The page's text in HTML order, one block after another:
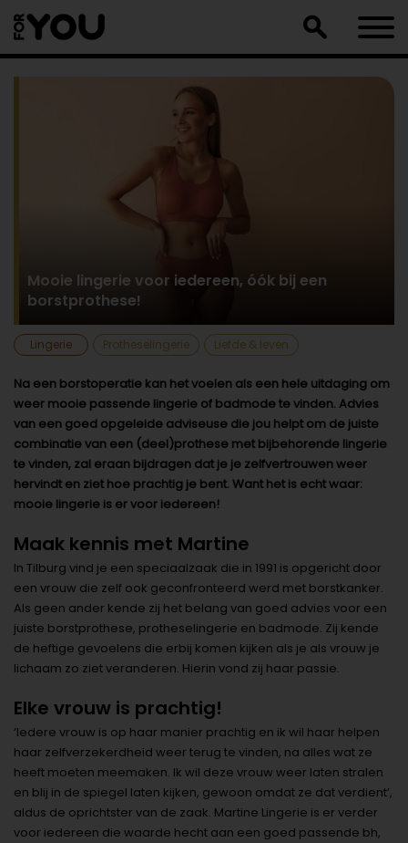
naar
artikel
Mooie lingerie voor iedereen, óók bij een
borstprothese!
Lingerie Protheselingerie Liefde & leven
Na een borstoperatie kan het voelen als een hele uitdaging om
weer mooie passende lingerie of badmode te vinden. Advies
van een goed opgeleide adviseuse die jou helpt om de juiste
combinatie van een (deel)prothese met bijbehorende lingerie
te vinden, zal eraan bijdragen dat je je zelfvertrouwen weer
hervindt en ziet hoe prachtig je bent. Want het is echt waar:
mooie lingerie is er voor iedereen!
Maak kennis met Martine
In Tilburg vind je een speciaalzaak die in 1991 is opgericht door
een vrouw die zelf ook geconfronteerd werd met borstkanker.
Als geen ander kende zij het belang van goed advies voor een
juiste borstprothese, protheselingerie en badmode. Zij kende
de heftige gevoelens die erbij komen kijken als je als vrouw je
lichaam zo ziet veranderen. Hierin vond zij haar passie.
Elke vrouw is prachtig!
‘Iedere vrouw is op haar manier prachtig en ik wil haar helpen
haar zelfverzekerdheid weer terug te vinden, na alles wat ze
heeft moeten meemaken. Ik wil deze vrouw weer laten stralen
en blij in de spiegel laten kijken, gewoon omdat ze dat verdient’,
aldus de oprichtster van de zaak. Martine Lingerie is er verder
voor iedereen die waarde hecht aan een goed passende bh,